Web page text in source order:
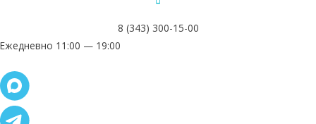
8 (343) 300-15-00
Ежедневно 11:00 — 19:00